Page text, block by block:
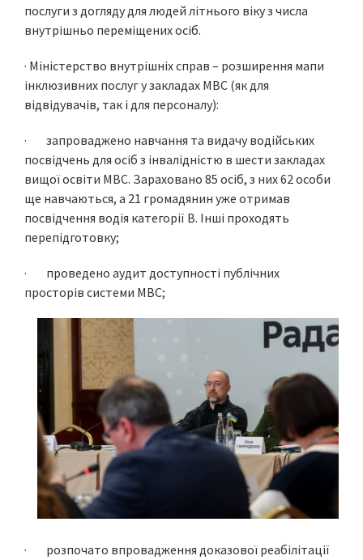
послуги з догляду для людей літнього віку з числа
внутрішньо переміщених осіб.
· Міністерство внутрішніх справ – розширення мапи
інклюзивних послуг у закладах МВС (як для
відвідувачів, так і для персоналу):
· запроваджено навчання та видачу водійських
посвідчень для осіб з інвалідністю в шести закладах
вищої освіти МВС. Зараховано 85 осіб, з них 62 особи
ще навчаються, а 21 громадянин уже отримав
посвідчення водія категорії В. Інші проходять
перепідготовку;
· проведено аудит доступності публічних
просторів системи МВС;
· розпочато впровадження доказової реабілітації